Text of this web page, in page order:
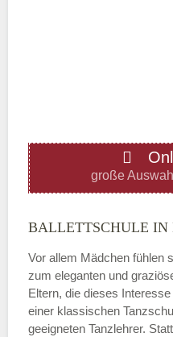
Donnerstag
Freitag
große
BALLETTSCHULE IN
Vor allem Mädchen fühlen
zum eleganten und
Eltern, die dieses
einer klassischen
geeigneten Tanzlehrer.